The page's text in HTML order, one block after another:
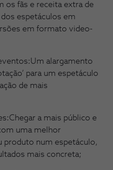
os fãs e receita extra de
espetáculos em
em formato video-
alargamento
para um espetáculo
de mais
a mais público e
uma melhor
produto num espetáculo,
mais concreta;